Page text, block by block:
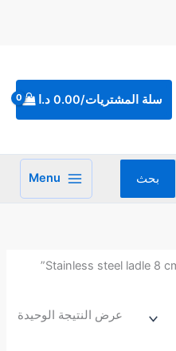
سلة المشتريات/0.00 د.ا
بحث Menu
عرض النتيجة الوحيدة